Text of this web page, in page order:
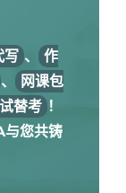
写 、
作
、
网课包
替考 ！
您共铸